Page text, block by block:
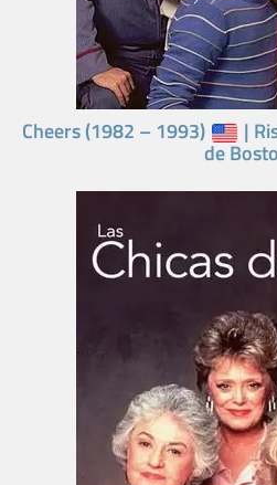
Cheers (1982 – 1993) |
de